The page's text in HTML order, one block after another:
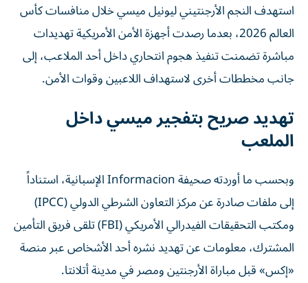
استهدف النجم الأرجنتيني ليونيل ميسي خلال منافسات كأس
العالم 2026، بعدما رصدت أجهزة الأمن الأمريكية تهديدات
مباشرة تضمنت تنفيذ هجوم انتحاري داخل أحد الملاعب، إلى
جانب مخططات أخرى لاستهداف اللاعبين وقوات الأمن.
تهديد صريح بتفجير ميسي داخل
الملعب
وبحسب ما أوردته صحيفة Informacion الإسبانية، استناداً
إلى ملفات صادرة عن مركز التعاون الشرطي الدولي (IPCC)
ومكتب التحقيقات الفيدرالي الأمريكي (FBI) تلقى فريق التأمين
المشترك، معلومات عن تهديد نشره أحد الأشخاص عبر منصة
«إكس» قبل مباراة الأرجنتين ومصر في مدينة أتلانتا.